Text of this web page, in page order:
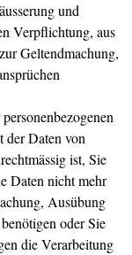
und
Verpflichtung, aus
Geltendmachung,
der Daten von
ist, Sie
Daten nicht mehr
Ausübung
oder Sie
die Verarbeitung